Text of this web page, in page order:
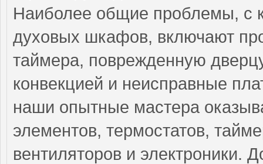
Наиболее общие проблемы, с
духовых шкафов, включают
таймера, поврежденную
конвекцией и неисправные
наши опытные мастера
элементов, термостатов,
вентиляторов и электроники.